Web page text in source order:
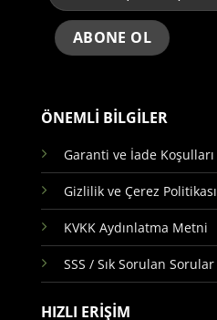
ÖNEMLİ BİLGİLER
Garanti ve İade Koşulları
Gizlilik ve Çerez Politikası
KVKK Aydınlatma Metni
SSS / Sık Sorulan Sorular
HIZLI ERİŞİM